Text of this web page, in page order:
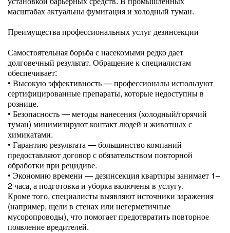
масштабах актуальны фумигация и холодный туман.
Преимущества профессиональных услуг дезинсекции
Самостоятельная борьба с насекомыми редко дает
долговечный результат. Обращение к специалистам
обеспечивает:
• Высокую эффективность — профессионалы используют
сертифицированные препараты, которые недоступны в
рознице.
• Безопасность — методы нанесения (холодный/горячий
туман) минимизируют контакт людей и животных с
химикатами.
• Гарантию результата — большинство компаний
предоставляют договор с обязательством повторной
обработки при рецидиве.
• Экономию времени — дезинсекция квартиры занимает 1–
2 часа, а подготовка и уборка включены в услугу.
Кроме того, специалисты выявляют источники заражения
(например, щели в стенах или негерметичные
мусоропроводы), что помогает предотвратить повторное
появление вредителей.